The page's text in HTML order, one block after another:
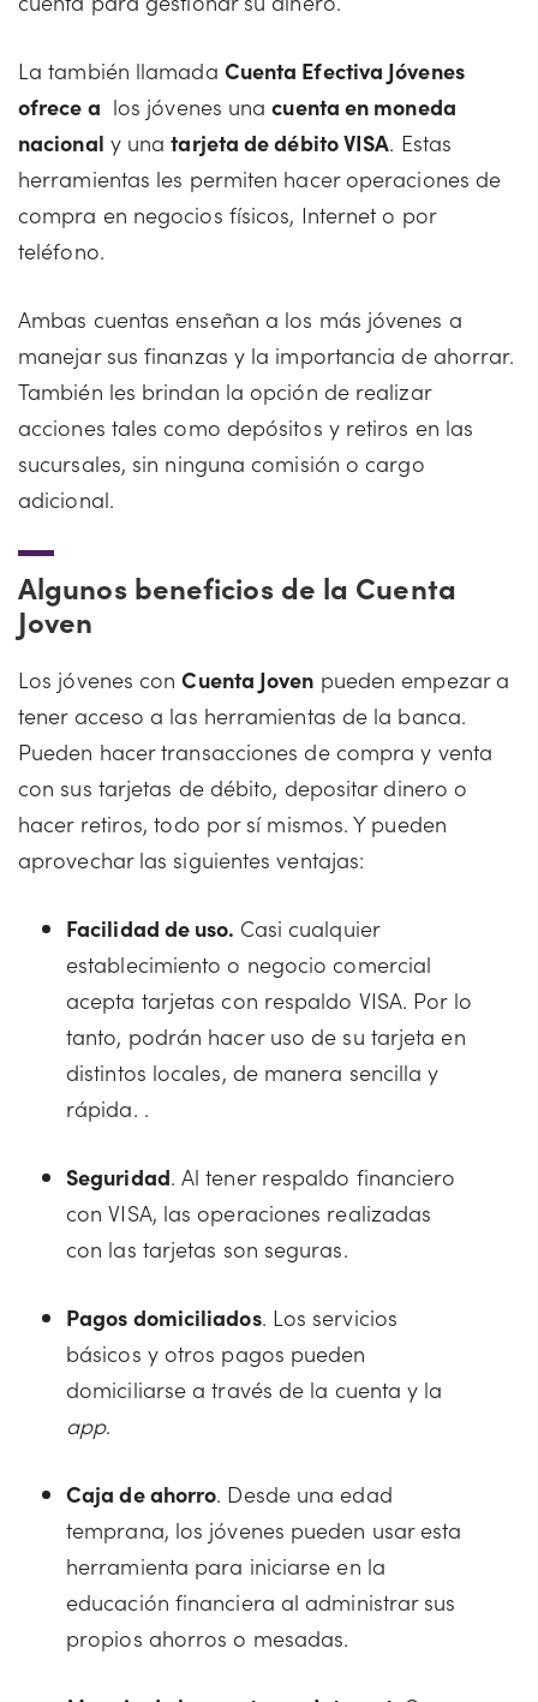
La también llamada Cuenta Efectiva Jóvenes
ofrece a los jóvenes unacuenta en moneda
nacional y unatarjeta de débito VISA. Estas
herramientas les permiten hacer operaciones de
compra en negocios físicos, Internet o por
teléfono.
Ambas cuentas enseñan a los más jóvenes a
manejar sus finanzas y la importancia de ahorrar.
También les brindan la opción de realizar
acciones tales como depósitos y retiros en las
sucursales, sin ninguna comisión o cargo
adicional.
Algunos beneficios de la Cuenta
Joven
Los jóvenes conCuenta Joven pueden empezar a
tener acceso a las herramientas de la banca.
Pueden hacer transacciones de compra y venta
con sus tarjetas de débito, depositar dinero o
hacer retiros, todo por sí mismos. Y pueden
aprovechar las siguientes ventajas:
Facilidad de uso. Casi cualquier
establecimiento o negocio comercial
acepta tarjetas con respaldo VISA. Por lo
tanto, podrán hacer uso de su tarjeta en
distintos locales, de manera sencilla y
rápida. .
Seguridad. Al tener respaldo financiero
con VISA, las operaciones realizadas
con las tarjetas son seguras.
Pagos domiciliados. Los servicios
básicos y otros pagos pueden
domiciliarse a través de la cuenta y la
app.
Caja de ahorro. Desde una edad
temprana, los jóvenes pueden usar esta
herramienta para iniciarse en la
educación financiera al administrar sus
propios ahorros o mesadas.